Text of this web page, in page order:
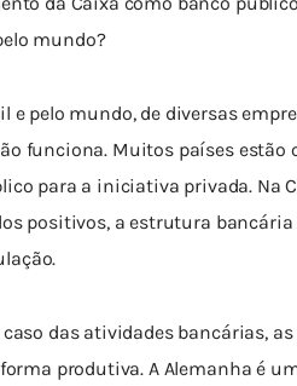
mundo?
e pelo mundo, de diversas
funciona. Muitos países
para a iniciativa privada. Na
positivos, a estrutura
das atividades bancárias,
produtiva. A Alemanha é